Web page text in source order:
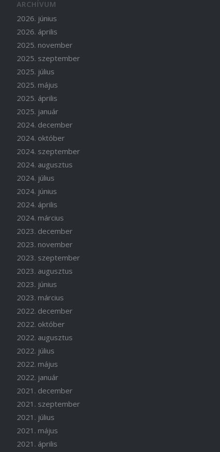
ARCHÍVUM
2026. június
2026. április
2025. november
2025. szeptember
2025. július
2025. május
2025. április
2025. január
2024. december
2024. október
2024. szeptember
2024. augusztus
2024. július
2024. június
2024. április
2024. március
2023. december
2023. november
2023. szeptember
2023. augusztus
2023. június
2023. március
2022. december
2022. október
2022. augusztus
2022. július
2022. május
2022. január
2021. december
2021. szeptember
2021. július
2021. május
2021. április